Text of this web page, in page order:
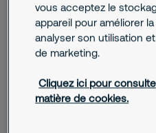
Forte de plus de 90 ans
accompagne les
priorités et la mise en œuvre
Parce que chaque situation
l'écoute, l'analyse et la
vous acceptez le
appareil pour améliorer
analyser son utilisation
de marketing.
Cliquez ici pour
matière de cookies.